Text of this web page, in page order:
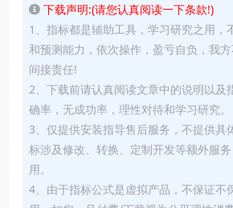
下载声明:(请您认真阅读一下条款!)
1、指标都是辅助工具，学习研究之用，
和预测能力，依次操作，盈亏自负，我
间接责任!
2、下载前请认真阅读文章中的说明以及
确率，无成功率，理性对待和学习研究。
3、仅提供安装指导售后服务，不提供具
标涉及修改、转换、定制开发等额外服
用。
4、由于指标公式是虚拟产品，不保证不